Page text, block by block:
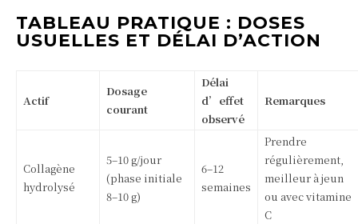
TABLEAU PRATIQUE : DOSES
USUELLES ET DÉLAI D’ACTION
Actif
Dosage
courant
Délai
d’effet
observé
Remarques
Collagène
hydrolysé
5–10 g/jour
(phase initiale
8–10 g)
6–12
semaines
Prendre
régulièrement,
meilleur à jeun
ou avec vitamine
C